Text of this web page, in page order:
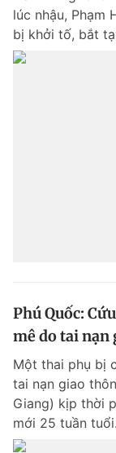
lúc nhậu, Phạm
bị khởi tố, bắt
Phú Quốc:
mê do tai nạn
Một thai phụ bị
tai nạn giao
Giang) kịp thời
mới 25 tuần tuổi.